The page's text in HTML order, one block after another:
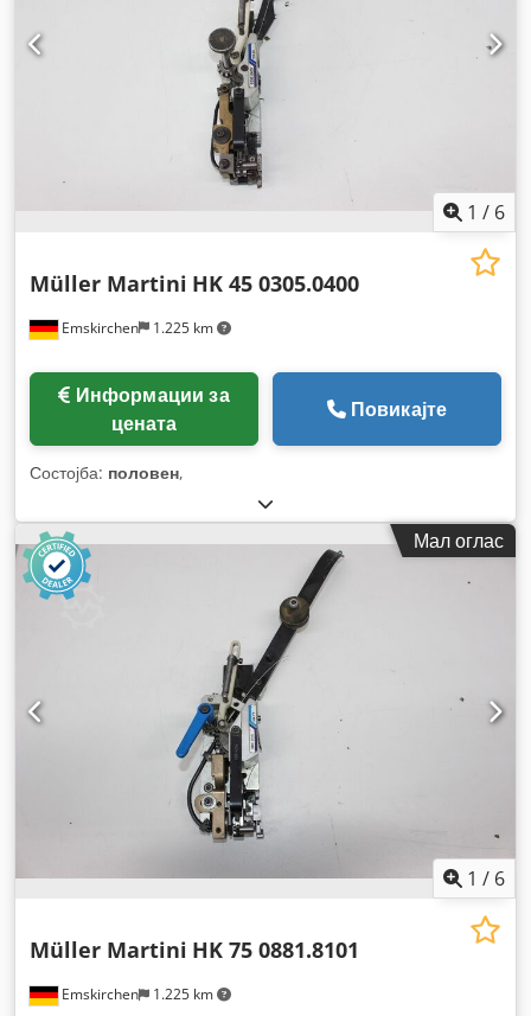
1 / 6
Emskirchen 1.225 km
Müller Martini HK 45 0305.0400
цената
Повикајте
Состојба: половен,
Мал оглас
1 / 6
Emskirchen 1.225 km
Müller Martini HK 75 0881.8101